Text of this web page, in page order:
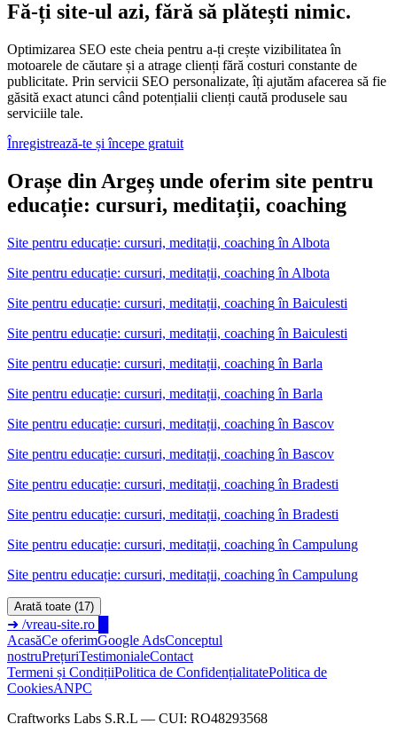
Fă-ți site-ul azi, fără să plătești nimic.
Optimizarea SEO este cheia pentru a-ți crește vizibilitatea în
motoarele de căutare și a atrage clienți fără costuri constante de
publicitate. Prin servicii SEO personalizate, îți ajutăm afacerea să fie
găsită exact atunci când potențialii clienți caută produsele sau
serviciile tale.
Înregistrează-te și începe gratuit
Orașe din Argeș unde oferim site pentru
educație: cursuri, meditații, coaching
Site pentru educație: cursuri, meditații, coachingîn Albota
Site pentru educație: cursuri, meditații, coaching în Albota
Site pentru educație: cursuri, meditații, coachingîn Baiculesti
Site pentru educație: cursuri, meditații, coaching în Baiculesti
Site pentru educație: cursuri, meditații, coachingîn Barla
Site pentru educație: cursuri, meditații, coaching în Barla
Site pentru educație: cursuri, meditații, coachingîn Bascov
Site pentru educație: cursuri, meditații, coaching în Bascov
Site pentru educație: cursuri, meditații, coachingîn Bradesti
Site pentru educație: cursuri, meditații, coaching în Bradesti
Site pentru educație: cursuri, meditații, coachingîn Campulung
Site pentru educație: cursuri, meditații, coaching în Campulung
Arată toate (17)
➜ /vreau-site.ro
AcasăCe oferimGoogle AdsConceptul
nostruPrețuriTestimonialeContact
Termeni și CondițiiPolitica de ConfidențialitatePolitica de
CookiesANPC
Craftworks Labs S.R.L — CUI: RO48293568